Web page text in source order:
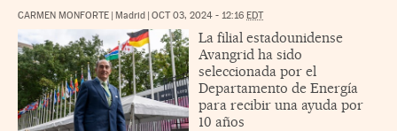
CARMEN MONFORTE | Madrid | OCT 03, 2024 - 12:16 EDT
La filial estadounidense
Avangrid ha sido
seleccionada por el
Departamento de Energía
para recibir una ayuda por
10 años